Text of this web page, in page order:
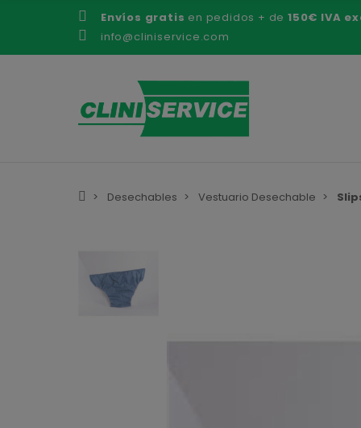
Envíos gratis en pedidos + de150€ IVA
info@cliniservice.com
Desechables Vestuario Desechable